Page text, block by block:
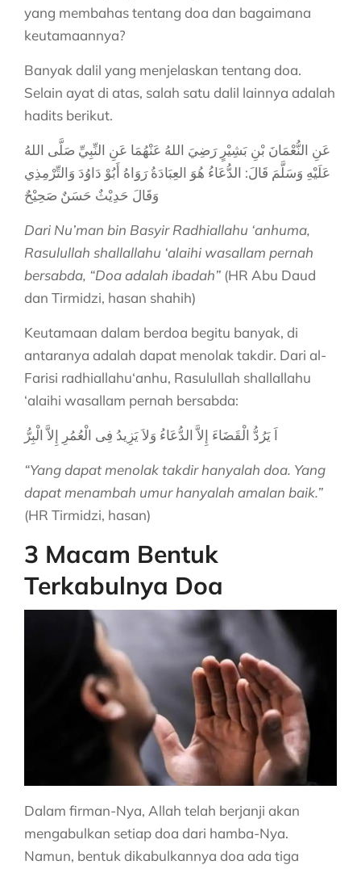
yang membahas tentang doa dan bagaimana
keutamaannya?
Banyak dalil yang menjelaskan tentang doa.
Selain ayat di atas, salah satu dalil lainnya adalah
hadits berikut.
عَنِ النُّعْمَانَ بْنِ بَشِيْرٍ رَضِيَ اللهُ عَنْهُمَا عَنِ النِّبِيِّ صَلَّى اللهُ
عَلَيْهِ وَسَلَّمَ قَالَ: الدُّعَاءُ هُوَ العِبَادَةُ رَوَاهُ أَبُوْ دَاوُدَ وَالتِّرْمِذِي
وَقَالَ حَدِيْثٌ حَسَنٌ صَحِيْحٌ
Dari Nu’man bin Basyir Radhiallahu ‘anhuma,
Rasulullah shallallahu ‘alaihi wasallam pernah
bersabda, “Doa adalah ibadah” (HR Abu Daud
dan Tirmidzi, hasan shahih)
Keutamaan dalam berdoa begitu banyak, di
antaranya adalah dapat menolak takdir. Dari al-
Farisi radhiallahu‘anhu, Rasulullah shallallahu
‘alaihi wasallam pernah bersabda:
اَ يَرُدُّ الْقَضَاءَ إِلاَّ الدُّعَاءُ وَلاَ يَزِيدُ فِى الْعُمُرِ إِلاَّ الْبِرُّ
“Yang dapat menolak takdir hanyalah doa. Yang
dapat menambah umur hanyalah amalan baik.”
(HR Tirmidzi, hasan)
3 Macam Bentuk
Terkabulnya Doa
Dalam firman-Nya, Allah telah berjanji akan
mengabulkan setiap doa dari hamba-Nya.
Namun, bentuk dikabulkannya doa ada tiga